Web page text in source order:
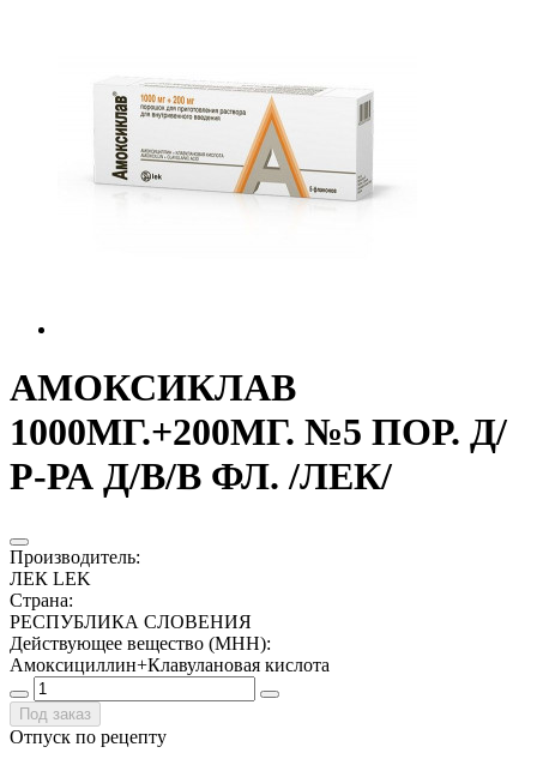
АМОКСИКЛАВ
1000МГ.+200МГ. №5 ПОР. Д/
Р-РА Д/В/В ФЛ. /ЛЕК/
Производитель:
ЛЕК LEK
Страна:
РЕСПУБЛИКА СЛОВЕНИЯ
Действующее вещество (МНН):
Амоксициллин+Клавулановая кислота
Под заказ
Отпуск по рецепту